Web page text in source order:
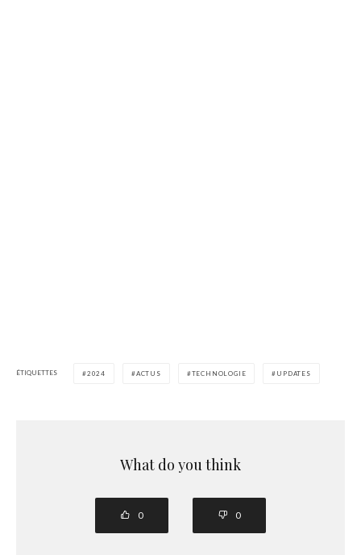
ÉTIQUETTES 2024 ACTUS TECHNOLOGIE UPDATES
What do you think
0 0